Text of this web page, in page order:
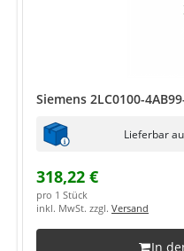
Siemens 2LC0100-
Lieferbar
318,22 €
pro 1 Stück
inkl. MwSt. zzgl. Versand
In